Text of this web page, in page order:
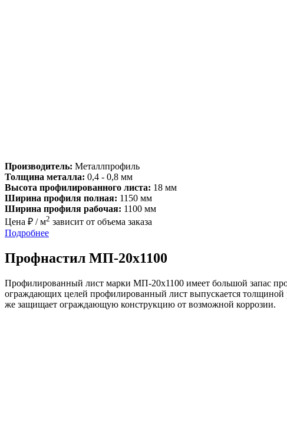
Производитель: Металлпрофиль
Толщина металла: 0,4 - 0,8 мм
Высота профилированного листа: 18 мм
Ширина профиля полная: 1150 мм
Ширина профиля рабочая: 1100 мм
Цена ₽ / м2 зависит от объема заказа
Подробнее
Профнастил МП-20х1100
Профилированный лист марки МП-20х1100 имеет большой запас
ограждающих целей профилированный лист выпускается толщиной
же защищает ограждающую конструкцию от возможной коррозии.